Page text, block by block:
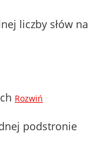
liczby słów na
Rozwiń
podstronie